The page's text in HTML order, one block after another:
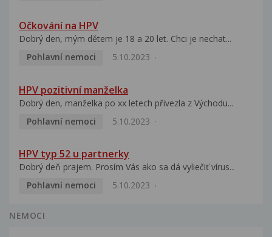
Očkování na HPV
Dobrý den, mým dětem je 18 a 20 let. Chci je nechat...
Pohlavní nemoci
5.10.2023
HPV pozitivní manželka
Dobrý den, manželka po xx letech přivezla z Východu...
Pohlavní nemoci
5.10.2023
HPV typ 52 u partnerky
Dobrý deň prajem. Prosím Vás ako sa dá vyliečiť vírus...
Pohlavní nemoci
5.10.2023
NEMOCI